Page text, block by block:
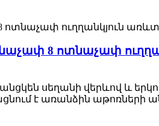
8 ոտնաչափ
սեղանի վերևով և
է առանձին աթոռների